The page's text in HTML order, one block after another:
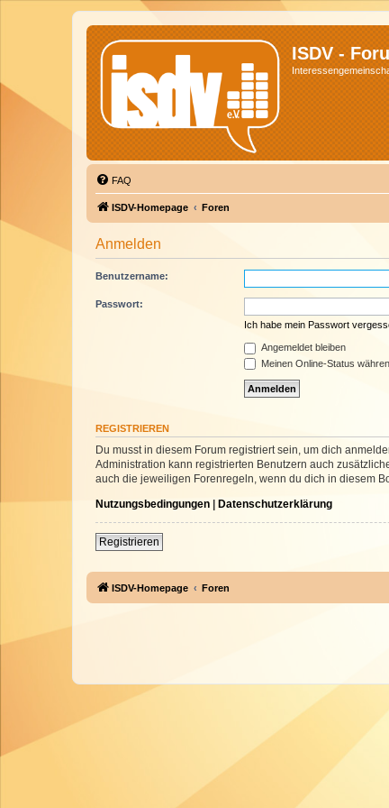
ISDV -
FAQ
ISDV-Homepage Foren
Anmelden
Benutzername:
Passwort:
Ich habe mein Passwort
Angemeldet bleiben
Meinen Online-Status
REGISTRIEREN
Du musst in diesem Forum registriert sein, um dich
Administration kann registrierten Benutzern auch
auch die jeweiligen Forenregeln, wenn du dich in diesem
Nutzungsbedingungen | Datenschutzerklärung
Registrieren
ISDV-Homepage Foren